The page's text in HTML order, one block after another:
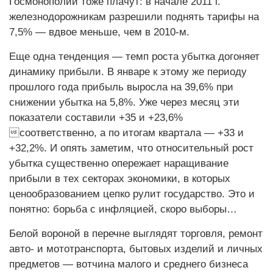
железнодорожникам разрешили поднять тарифы на
7,5% — вдвое меньше, чем в 2010-м.
Еще одна тенденция — темп роста убытка догоняет
динамику прибыли. В январе к этому же периоду
прошлого года прибыль выросла на 39,6% при
снижении убытка на 5,8%. Уже через месяц эти
показатели составили +35 и +23,6%
соответственно, а по итогам квартала — +33 и
+32,2%. И опять заметим, что относительный рост
убытка существенно опережает наращивание
прибыли в тех секторах экономики, в которых
ценообразованием цепко рулит государство. Это и
понятно: борьба с инфляцией, скоро выборы…
Белой вороной в перечне выглядят торговля, ремонт
авто- и мототранспорта, бытовых изделий и личных
предметов — вотчина малого и среднего бизнеса